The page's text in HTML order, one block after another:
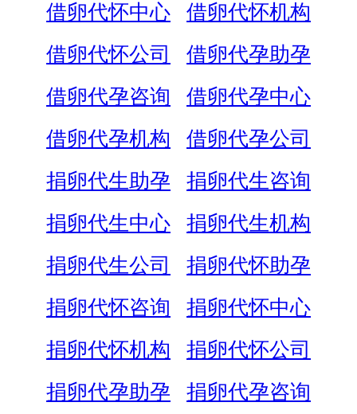
借卵代怀中心
借卵代怀机构
借卵代怀公司
借卵代孕助孕
借卵代孕咨询
借卵代孕中心
借卵代孕机构
借卵代孕公司
捐卵代生助孕
捐卵代生咨询
捐卵代生中心
捐卵代生机构
捐卵代生公司
捐卵代怀助孕
捐卵代怀咨询
捐卵代怀中心
捐卵代怀机构
捐卵代怀公司
捐卵代孕助孕
捐卵代孕咨询